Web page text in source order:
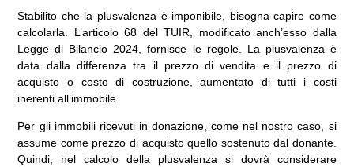
Stabilito che la plusvalenza è imponibile, bisogna capire come
calcolarla. L’articolo 68 del TUIR, modificato anch’esso dalla
Legge di Bilancio 2024, fornisce le regole. La plusvalenza è
data dalla differenza tra il prezzo di vendita e il prezzo di
acquisto o costo di costruzione, aumentato di tutti i costi
inerenti all’immobile.
Per gli immobili ricevuti in donazione, come nel nostro caso, si
assume come prezzo di acquisto quello sostenuto dal donante.
Quindi, nel calcolo della plusvalenza si dovrà considerare